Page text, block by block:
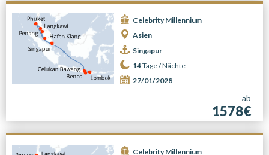
Celebrity Millennium
Asien
Singapur
14Tage /Nächte
27/01/2028
ab
1578€
Celebrity Millennium